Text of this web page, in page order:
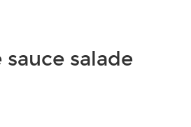
sauce salade